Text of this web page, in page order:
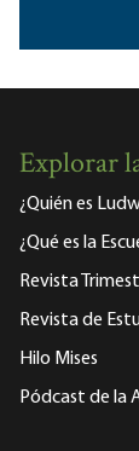
Explorar
¿Quién es
¿Qué es la
Revista
Revista de
Hilo Mises
Pódcast de la